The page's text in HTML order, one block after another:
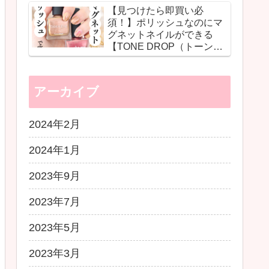
ショットで自分史上最高の
ツヤ肌に♡
【見つけたら即買い必
須！】ポリッシュなのにマ
グネットネイルができる
【TONE DROP（トーンド
ロップ）】の革命的ネイル
アーカイブ
2024年2月
2024年1月
2023年9月
2023年7月
2023年5月
2023年3月